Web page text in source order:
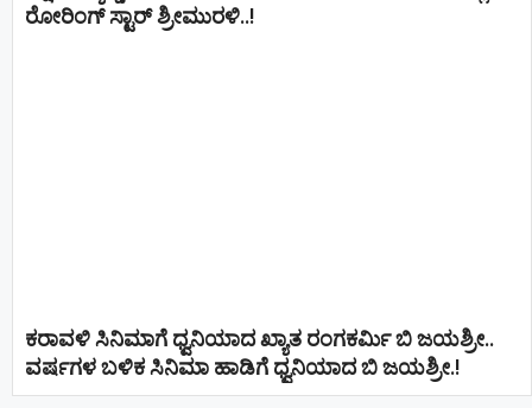
ರೋರಿಂಗ್ ಸ್ಟಾರ್ ಶ್ರೀಮುರಳಿ..!
ಕರಾವಳಿ ಸಿನಿಮಾಗೆ ಧ್ವನಿಯಾದ ಖ್ಯಾತ ರಂಗಕರ್ಮಿ ಬಿ ಜಯಶ್ರೀ..
ವರ್ಷಗಳ ಬಳಿಕ ಸಿನಿಮಾ ಹಾಡಿಗೆ ಧ್ವನಿಯಾದ ಬಿ ಜಯಶ್ರೀ.!